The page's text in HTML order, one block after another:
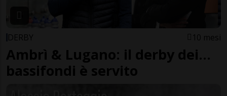
DERBY 10 mesi
Ambrì & Lugano: il derby dei...
bassifondi è servito